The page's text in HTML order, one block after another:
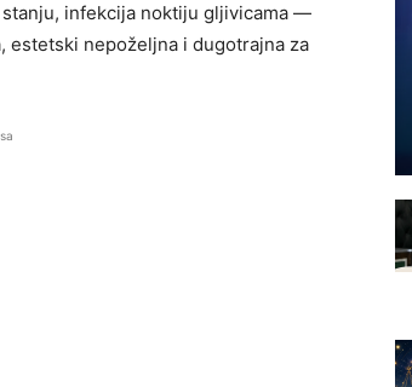
infekcija noktiju gljivicama —
nepoželjna i dugotrajna za